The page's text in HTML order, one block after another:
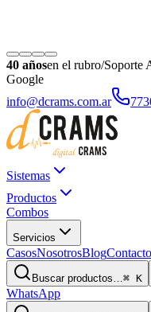
40 añosen el rubro/Soporte
Google
info@dcrams.com.ar
Sistemas
Productos
Combos
Servicios
CasosNosotrosBlogContacto
Buscar productos…⌘ K
WhatsApp